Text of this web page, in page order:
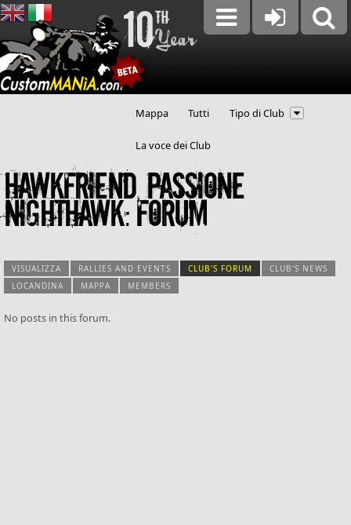
Hawkfriend, passione
Nighthawk: forum
Schede primarie
VISUALIZZA RALLIES AND EVENTS CLUB'S FORUM (SCHEDA ATTIVA)
CLUB'S NEWS
LOCANDINA
MAPPA MEMBERS
No posts in this forum.
Mappa Tutti Tipo di Club
La voce dei Club